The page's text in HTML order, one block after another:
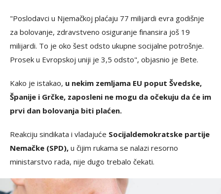
"Poslodavci u Njemačkoj plaćaju 77 milijardi evra godišnje
za bolovanje, zdravstveno osiguranje finansira još 19
milijardi. To je oko šest odsto ukupne socijalne potrošnje.
Prosek u Evropskoj uniji je 3,5 odsto", objasnio je Bete.
Kako je istakao, u nekim zemljama EU poput Švedske,
Španije i Grčke, zaposleni ne mogu da očekuju da će im
prvi dan bolovanja biti plaćen.
Reakciju sindikata i vladajuće Socijaldemokratske partije
Nemačke (SPD), u čijim rukama se nalazi resorno
ministarstvo rada, nije dugo trebalo čekati.